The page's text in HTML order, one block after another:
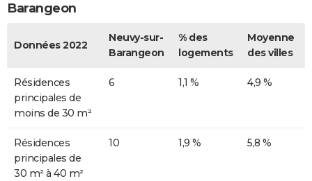
Barangeon
Données 2022
Neuvy-sur-
Barangeon
% des
logements
Moyenne
des villes
Résidences
principales de
moins de 30 m²
6 1,1 % 4,9 %
Résidences
principales de
30 m² à 40 m²
10 1,9 % 5,8 %